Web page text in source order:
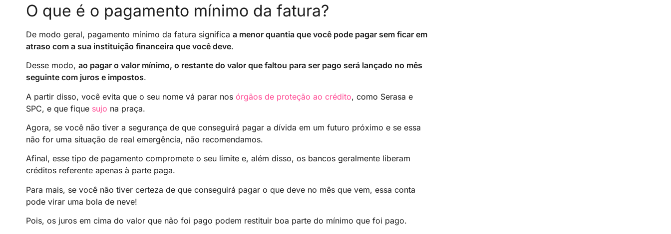
O que é o pagamento mínimo da fatura?
De modo geral, pagamento mínimo da fatura significa a menor quantia que você pode pagar sem ficar em
atraso com a sua instituição financeira que você deve.
Desse modo, ao pagar o valor mínimo, o restante do valor que faltou para ser pago será lançado no mês
seguinte com juros e impostos.
A partir disso, você evita que o seu nome vá parar nos órgãos de proteção ao crédito, como Serasa e
SPC, e que fique sujo na praça.
Agora, se você não tiver a segurança de que conseguirá pagar a dívida em um futuro próximo e se essa
não for uma situação de real emergência, não recomendamos.
Afinal, esse tipo de pagamento compromete o seu limite e, além disso, os bancos geralmente liberam
créditos referente apenas à parte paga.
Para mais, se você não tiver certeza de que conseguirá pagar o que deve no mês que vem, essa conta
pode virar uma bola de neve!
Pois, os juros em cima do valor que não foi pago podem restituir boa parte do mínimo que foi pago.